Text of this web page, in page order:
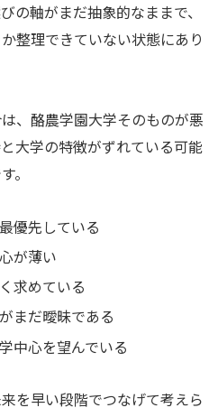
の軸がまだ抽象的なままで、
整理できていない状態にあり
、酪農学園大学そのものが悪
大学の特徴がずれている可能
。
優先している
が薄い
求めている
まだ曖昧である
中心を望んでいる
を早い段階でつなげて考えら